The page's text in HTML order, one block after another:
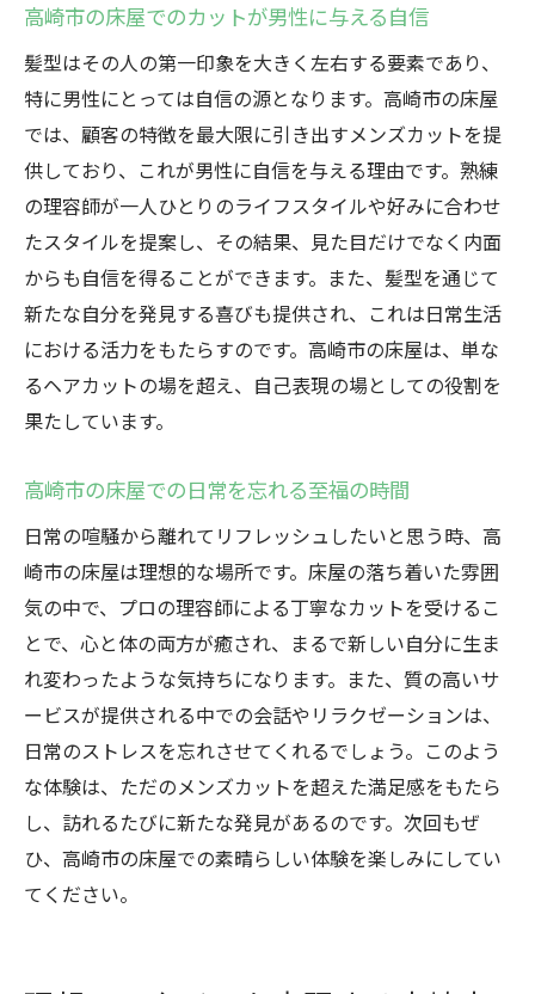
こだわり
理想のカットを実現する高崎市の理容師の
実力
高崎市の理容師が創り出す独自のスタイル
高崎市の理想の床屋体験を支える熟練の技
高崎市の理容師が提案するスタイリング方
法
床屋でのメンズカットが高崎市で人気の理由と
は
高崎市の床屋が支持される理由
メンズカットの流行を捉える高崎市の床屋
高崎市での床屋の人気の秘密に迫る
高崎市の床屋が選ばれる理由を探る
高崎市の床屋での満足度が高い理由
高崎市の床屋での施術後も続くスタイル維持の
秘訣
高崎市の床屋で教わるスタイル維持のテク
ニック
施術後も続く高崎市の床屋のスタイルの秘
密
高崎市の床屋でのカット後のスタイリング
コツ
高崎市の床屋でのカットが男性に与える自信
髪型はその人の第一印象を大きく左右する要素であり、
特に男性にとっては自信の源となります。高崎市の床屋
では、顧客の特徴を最大限に引き出すメンズカットを提
供しており、これが男性に自信を与える理由です。熟練
の理容師が一人ひとりのライフスタイルや好みに合わせ
たスタイルを提案し、その結果、見た目だけでなく内面
からも自信を得ることができます。また、髪型を通じて
新たな自分を発見する喜びも提供され、これは日常生活
における活力をもたらすのです。高崎市の床屋は、単な
るヘアカットの場を超え、自己表現の場としての役割を
果たしています。
高崎市の床屋での日常を忘れる至福の時間
日常の喧騒から離れてリフレッシュしたいと思う時、高
崎市の床屋は理想的な場所です。床屋の落ち着いた雰囲
気の中で、プロの理容師による丁寧なカットを受けるこ
とで、心と体の両方が癒され、まるで新しい自分に生ま
れ変わったような気持ちになります。また、質の高いサ
ービスが提供される中での会話やリラクゼーションは、
日常のストレスを忘れさせてくれるでしょう。このよう
な体験は、ただのメンズカットを超えた満足感をもたら
し、訪れるたびに新たな発見があるのです。次回もぜ
ひ、高崎市の床屋での素晴らしい体験を楽しみにしてい
てください。